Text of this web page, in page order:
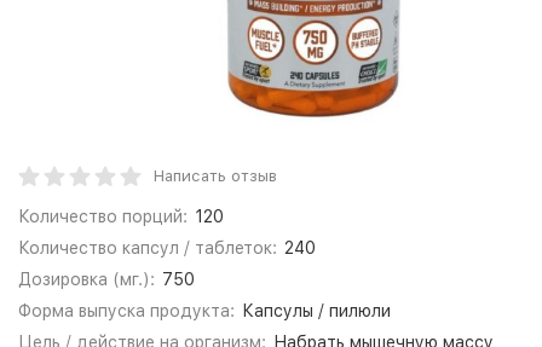
Написать отзыв
Количество порций: 120
Количество капсул / таблеток: 240
Дозировка (мг.): 750
Форма выпуска продукта:
Капсулы / пилюли
Цель / действие на организм:
Набрать мышечную массу,